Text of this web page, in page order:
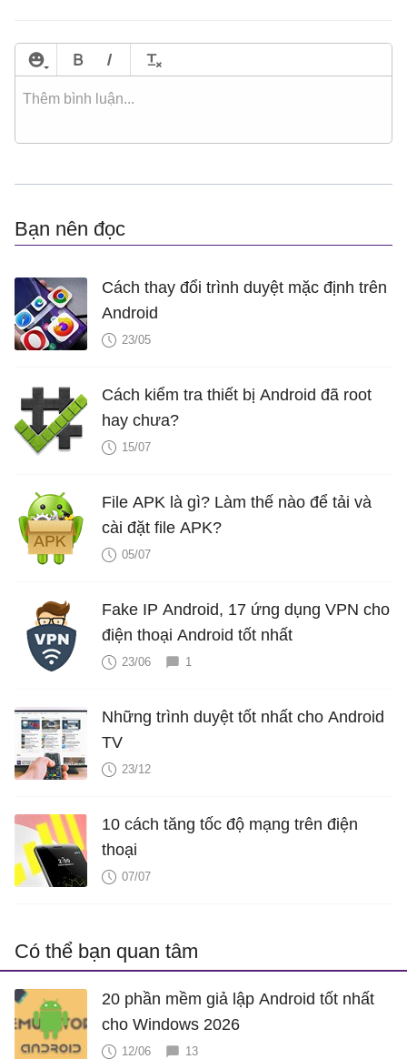
Bạn nên đọc
Cách thay đổi trình duyệt mặc định trên
Android
23/05
Cách kiểm tra thiết bị Android đã root
hay chưa?
15/07
File APK là gì? Làm thế nào để tải và
cài đặt file APK?
05/07
Fake IP Android, 17 ứng dụng VPN cho
điện thoại Android tốt nhất
23/06 1
Những trình duyệt tốt nhất cho Android
TV
23/12
10 cách tăng tốc độ mạng trên điện
thoại
07/07
Có thể bạn quan tâm
20 phần mềm giả lập Android tốt nhất
cho Windows 2026
12/06 13